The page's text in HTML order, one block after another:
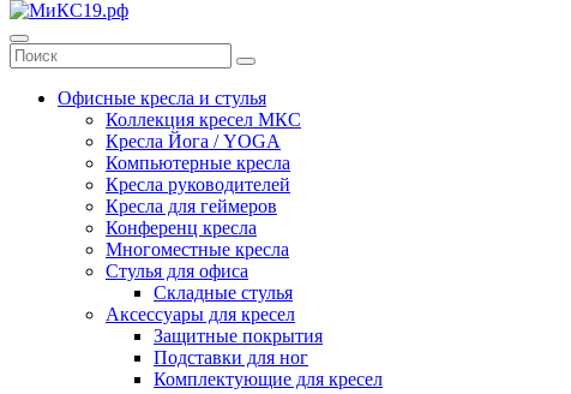
Офисные кресла и стулья
Коллекция кресел МКС
Кресла Йога / YOGA
Компьютерные кресла
Кресла руководителей
Кресла для геймеров
Конференц кресла
Многоместные кресла
Стулья для офиса
Складные стулья
Аксессуары для кресел
Защитные покрытия
Подставки для ног
Комплектующие для кресел